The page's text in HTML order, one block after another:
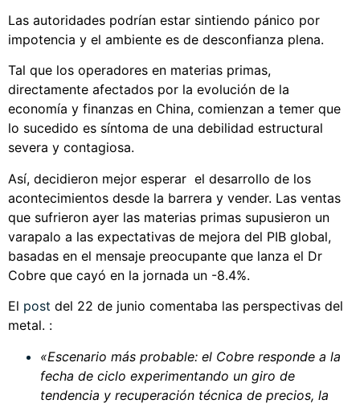
Las autoridades podrían estar sintiendo pánico por
impotencia y el ambiente es de desconfianza plena.
Tal que los operadores en materias primas,
directamente afectados por la evolución de la
economía y finanzas en China, comienzan a temer que
lo sucedido es síntoma de una debilidad estructural
severa y contagiosa.
Así, decidieron mejor esperar el desarrollo de los
acontecimientos desde la barrera y vender. Las ventas
que sufrieron ayer las materias primas supusieron un
varapalo a las expectativas de mejora del PIB global,
basadas en el mensaje preocupante que lanza el Dr
Cobre que cayó en la jornada un -8.4%.
El post del 22 de junio comentaba las perspectivas del
metal. :
«Escenario más probable: el Cobre responde a la
fecha de ciclo experimentando un giro de
tendencia y recuperación técnica de precios, la